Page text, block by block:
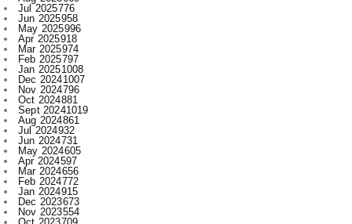
Jul 2025776
Jun 2025958
May 2025996
Apr 2025918
Mar 2025974
Feb 2025797
Jan 20251008
Dec 20241007
Nov 2024796
Oct 2024881
Sept 20241019
Aug 2024861
Jul 2024932
Jun 2024731
May 2024605
Apr 2024597
Mar 2024656
Feb 2024772
Jan 2024915
Dec 2023673
Nov 2023554